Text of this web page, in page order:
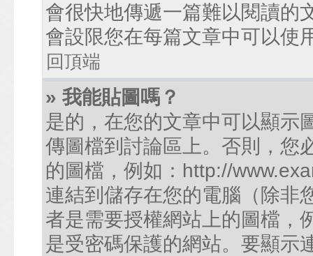
會很快地傳遞一篇難以閱讀的
會設限您在每篇文章中可以使
回頂端
» 我能貼圖嗎？
是的，在您的文章中可以顯示
傳圖檔到討論區上。否則，您
的圖檔，例如：http://
連結到儲存在您的電腦（除非
者是需要授權網站上的圖檔，
是受密碼保護的網站。要顯示